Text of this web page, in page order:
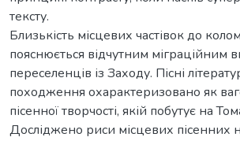
тексту.
Близькість місцевих частівок до
пояснюється відчутним міграційним
переселенців із Заходу. Пісні
походження охарактеризовано як
пісенної творчості, якій побутує на
Досліджено риси місцевих пісенних